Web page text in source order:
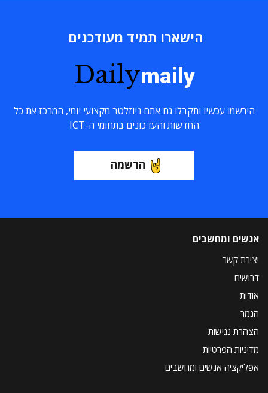
הישארו תמיד מעודכנים
Dailymaily
הירשמו עכשיו ותקבלו גם אתם ניוזלטר מקצועי יומי, המרכז את כל
החדשות והעדכונים בתחומי ה-ICT
הרשמה
אנשים ומחשבים
יצירת קשר
דרושים
אודות
הנמר
הצהרת נגישות
מדיניות הפרטיות
אפליקציה אנשים ומחשבים